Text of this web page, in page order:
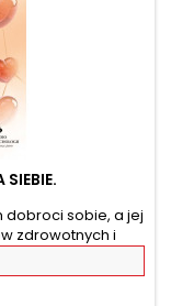
dobroci sobie, a jej
zdrowotnych i
studiował
i poznawał
do rozwoju